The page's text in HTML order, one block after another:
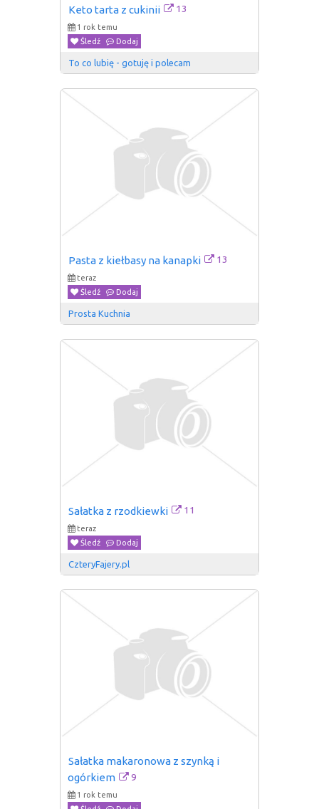
Keto tarta z cukinii 13
1 rok temu
Śledź
Dodaj
To co lubię - gotuję i polecam
Pasta z kiełbasy na kanapki 13
teraz
Śledź
Dodaj
Prosta Kuchnia
Sałatka z rzodkiewki 11
teraz
Śledź
Dodaj
CzteryFajery.pl
Sałatka makaronowa z szynką i
ogórkiem
9
1 rok temu